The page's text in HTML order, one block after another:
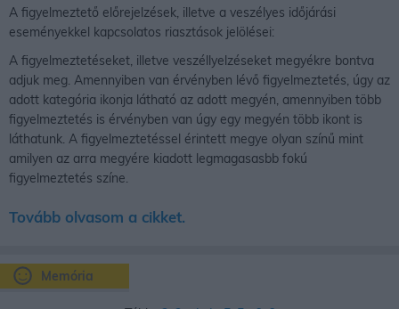
Memória
A figyelmeztető előrejelzések, illetve a veszélyes időjárási
eseményekkel kapcsolatos riasztások jelölései:
A figyelmeztetéseket, illetve veszéllyelzéseket megyékre bontva
adjuk meg. Amennyiben van érvényben lévő figyelmeztetés, úgy az
adott kategória ikonja látható az adott megyén, amennyiben több
figyelmeztetés is érvényben van úgy egy megyén több ikont is
láthatunk. A figyelmeztetéssel érintett megye olyan színű mint
amilyen az arra megyére kiadott legmagasasbb fokú
figyelmeztetés színe.
Tovább olvasom a cikket.